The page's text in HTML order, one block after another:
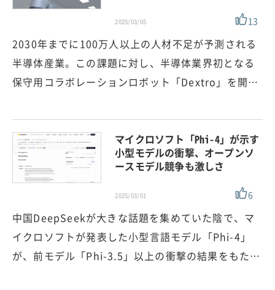
2025/03/05 13
2030年までに100万人以上の人材不足が予測される
半導体産業。この課題に対し、半導体業界初となる
保守用コラボレーションロボット「Dextro」を開…
マイクロソフト「Phi-4」が示す
小型モデルの衝撃、オープンソ
ースモデル競争も激しさ
2025/03/01 6
中国DeepSeekが大きな話題を集めていた陰で、マ
イクロソフトが発表した小型言語モデル「Phi-4」
が、前モデル「Phi-3.5」以上の衝撃の結果をもた…